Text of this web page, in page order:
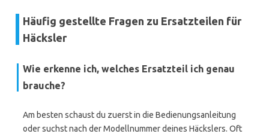
Häufig gestellte Fragen zu Ersatzteilen für
Häcksler
Wie erkenne ich, welches Ersatzteil ich genau
brauche?
Am besten schaust du zuerst in die Bedienungsanleitung
oder suchst nach der Modellnummer deines Häckslers. Oft